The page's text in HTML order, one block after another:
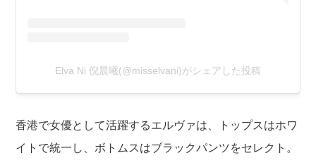
Elva Ni 倪晨曦(@misselvani)がシェアした投稿
香港で女優として活躍するエルヴァは、トップスはホワ
イトで統一し、ボトムスはブラックパンツをセレクト。